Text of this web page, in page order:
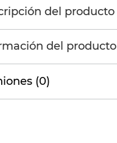
del producto
del producto
(0)